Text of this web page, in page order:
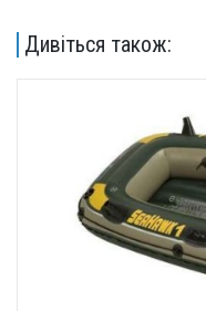
Дивіться також: